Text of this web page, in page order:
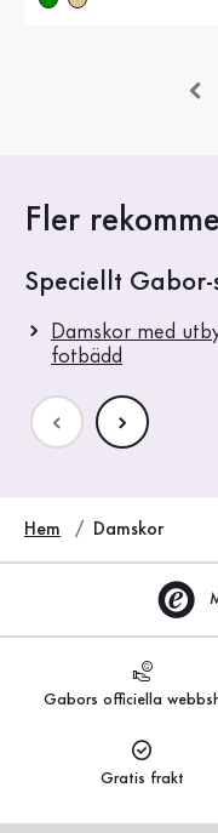
Fler
Speciellt Gabor-
Damskor med
fotbädd
Hem Damskor
Gabors officiella
Gratis frakt